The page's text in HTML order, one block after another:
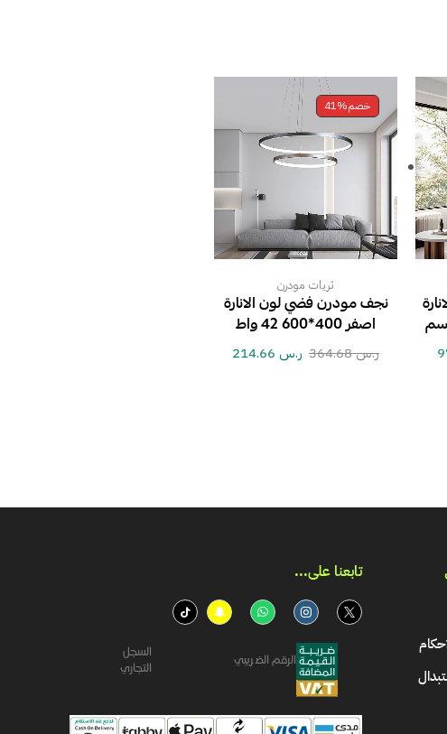
خصم41%
ثريات مودرن
نجف مودرن فضي لون الانارة
اصفر 400*600 42 واط
ر.س364.68 ر.س
تابعنا على...​
الرقم الضريبي
السجل
التجاري